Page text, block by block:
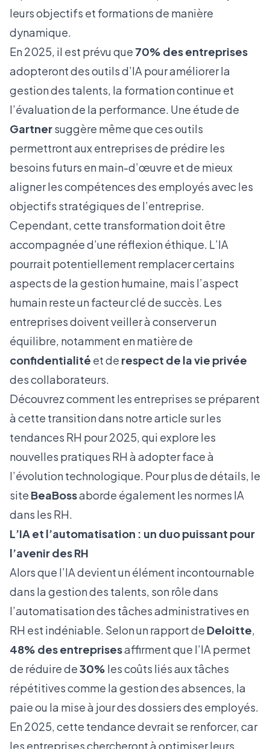
leurs objectifs et formations de manière
dynamique.
En 2025, il est prévu que 70% des entreprises
adopteront des outils d’IA pour améliorer la
gestion des talents, la formation continue et
l’évaluation de la performance. Une étude de
Gartnersuggère même que ces outils
permettront aux entreprises de prédire les
besoins futurs en main-d’œuvre et de mieux
aligner les compétences des employés avec les
objectifs stratégiques de l’entreprise.
Cependant, cette transformation doit être
accompagnée d’une réflexion éthique. L’IA
pourrait potentiellement remplacer certains
aspects de la gestion humaine, mais l’aspect
humain reste un facteur clé de succès. Les
entreprises doivent veiller à conserver un
équilibre, notamment en matière de
confidentialité et de respect de la vie privée
des collaborateurs.
Découvrez comment les entreprises se préparent
à cette transition dans notre article surles
tendances RH pour 2025, qui explore les
nouvelles pratiques RH à adopter face à
l’évolution technologique. Pour plus de détails, le
site BeaBossaborde également les normes IA
dans les RH.
L’IA et l’automatisation : un duo puissant pour
l’avenir des RH
Alors que l’IA devient un élément incontournable
dans la gestion des talents, son rôle dans
l’automatisation des tâches administratives en
RH est indéniable. Selon un rapport de Deloitte,
48% des entreprisesaffirment que l’IA permet
de réduire de30% les coûts liés aux tâches
répétitives comme la gestion des absences, la
paie ou la mise à jour des dossiers des employés.
En 2025, cette tendance devrait se renforcer, car
les entreprises chercheront à optimiser leurs